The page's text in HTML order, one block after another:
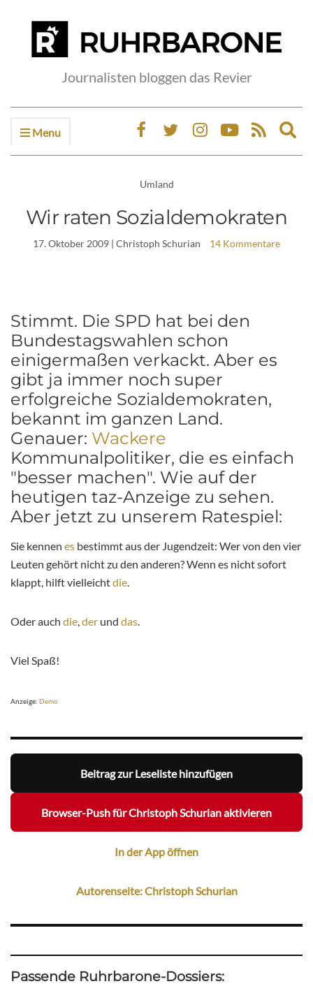
Journalisten bloggen das Revier
Menu
Umland
Wir raten Sozialdemokraten
17. Oktober 2009 | Christoph Schurian 14 Kommentare
Stimmt. Die SPD hat bei den
Bundestagswahlen schon
einigermaßen verkackt. Aber es
gibt ja immer noch super
erfolgreiche Sozialdemokraten,
bekannt im ganzen Land.
Genauer: Wackere
Kommunalpolitiker, die es einfach
"besser machen". Wie auf der
heutigen taz-Anzeige zu sehen.
Aber jetzt zu unserem Ratespiel:
Sie kennen es bestimmt aus der Jugendzeit: Wer von den vier
Leuten gehört nicht zu den anderen? Wenn es nicht sofort
klappt, hilft vielleichtdie.
Oder auch die,der und das.
Viel Spaß!
Anzeige: Demo
Beitrag zur Leseliste hinzufügen
Browser-Push für Christoph Schurian aktivieren
In der App öffnen
Autorenseite: Christoph Schurian
Passende Ruhrbarone-Dossiers: